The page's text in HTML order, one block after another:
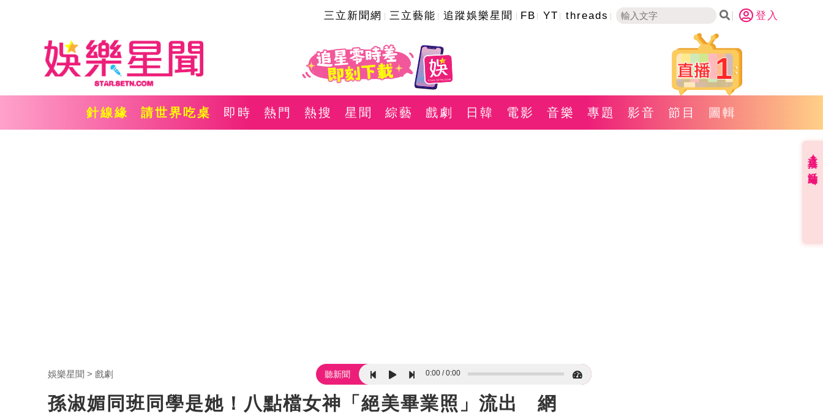
三立新聞網 三立藝能 追蹤娛樂星聞 FB YT threads 登入
1
針線緣 請世界吃桌 即時 熱門 熱搜 星聞 綜藝 戲劇 日韓 電影 音樂 專題 影音 節目 圖輯
娛樂星聞 戲劇 聽新聞 0:00 0:00
孫淑媚同班同學是她！八點檔女神「絕美畢業照」流出 網
直播✦活動